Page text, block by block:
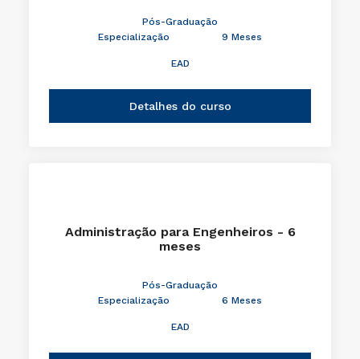
Pós-Graduação
Especialização
9 Meses
EAD
Detalhes do curso
Administração para Engenheiros - 6
meses
Pós-Graduação
Especialização
6 Meses
EAD